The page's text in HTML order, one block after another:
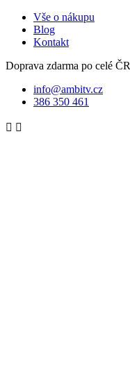
Vše o nákupu
Blog
Kontakt
Doprava zdarma po celé ČR
info@ambitv.cz
386 350 461
 